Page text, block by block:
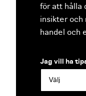
för att hålla
insikter och
handel och
Jag vill ha